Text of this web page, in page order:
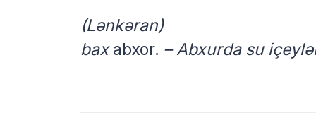
(Lənkəran)
baxabxor. – Abxurda su